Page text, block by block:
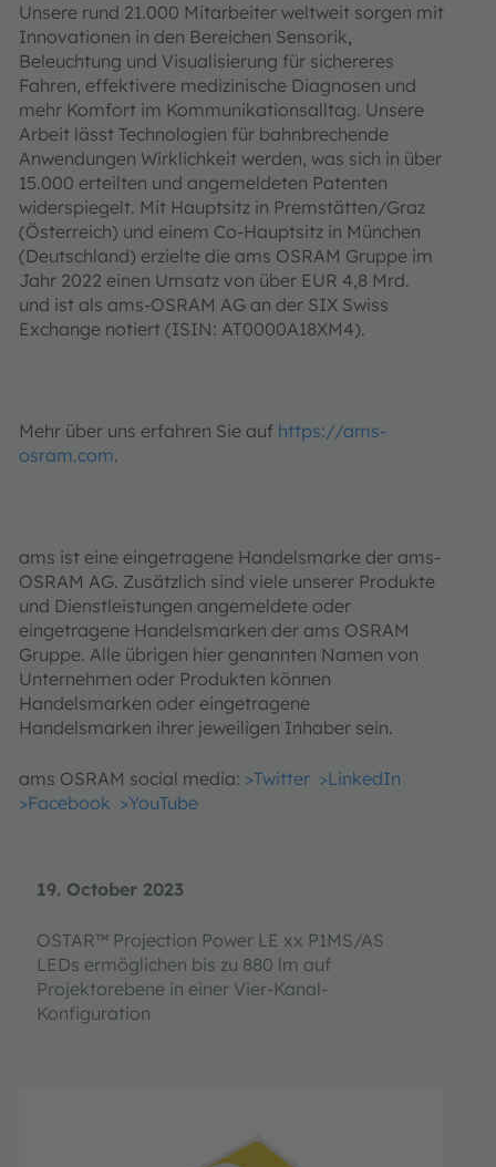
19. October 2023
OSTAR™ Projection Power LE xx P1MS/AS
LEDs ermöglichen bis zu 880 lm auf
Projektorebene in einer Vier-Kanal-
Konfiguration
Unsere rund 21.000 Mitarbeiter weltweit sorgen mit
Innovationen in den Bereichen Sensorik,
Beleuchtung und Visualisierung für sichereres
Fahren, effektivere medizinische Diagnosen und
mehr Komfort im Kommunikationsalltag. Unsere
Arbeit lässt Technologien für bahnbrechende
Anwendungen Wirklichkeit werden, was sich in über
15.000 erteilten und angemeldeten Patenten
widerspiegelt. Mit Hauptsitz in Premstätten/Graz
(Österreich) und einem Co-Hauptsitz in München
(Deutschland) erzielte die ams OSRAM Gruppe im
Jahr 2022 einen Umsatz von über EUR 4,8 Mrd.
und ist als ams-OSRAM AG an der SIX Swiss
Exchange notiert (ISIN: AT0000A18XM4).
Mehr über uns erfahren Sie auf https://ams-
osram.com.
ams ist eine eingetragene Handelsmarke der ams-
OSRAM AG. Zusätzlich sind viele unserer Produkte
und Dienstleistungen angemeldete oder
eingetragene Handelsmarken der ams OSRAM
Gruppe. Alle übrigen hier genannten Namen von
Unternehmen oder Produkten können
Handelsmarken oder eingetragene
Handelsmarken ihrer jeweiligen Inhaber sein.
ams OSRAM social media: >Twitter >LinkedIn
>Facebook >YouTube